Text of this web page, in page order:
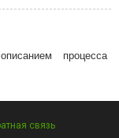
процесса
связь